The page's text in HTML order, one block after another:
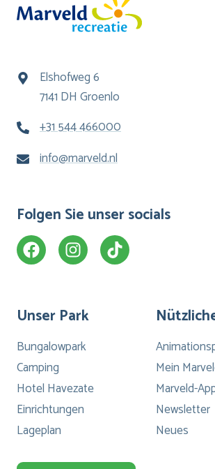
Elshofweg 6
7141 DH Groenlo
+31 544 466000
info@marveld.nl
Folgen Sie unser socials
Unser Park
Bungalowpark
Camping
Hotel Havezate
Einrichtungen
Lageplan
Mein
Marveld-
Newsletter
Neues